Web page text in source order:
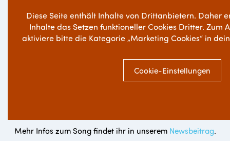
Diese Seite enthält Inhalte von Drittanbietern. Daher
Inhalte das Setzen funktioneller Cookies Dritter. Zum
aktiviere bitte die Kategorie „Marketing Cookies“ in
Cookie-Einstellungen
Mehr Infos zum Song findet ihr in unserem Newsbeitrag.